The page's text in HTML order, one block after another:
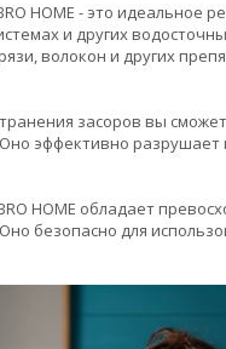
HOME - это идеальное
и других
волокон и других
засоров вы
эффективно
HOME обладает
безопасно для